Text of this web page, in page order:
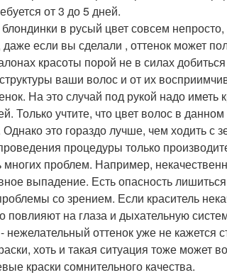
от 3 до 5 дней.
в русый цвет совсем
если вы сделали , оттенок может
красоты порой не в силах
структуры ваши волос и от их
На это случай под рукой надо иметь
Только учтите, что цвет волос в
это гораздо лучше, чем ходить с
процедуры только
проблем. Например,
выпадение. Есть опасность
со зрением. Если краситель
повлияют на глаза и дыхательную
нежелательный оттенок уже не
хоть и такая ситуация тоже может
краски сомнительного качества.